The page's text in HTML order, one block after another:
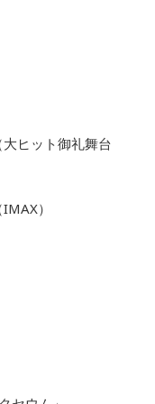
ヒット御礼舞台
）